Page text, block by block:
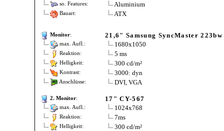
so. Features: Aluminium
Bauart: ATX
Monitor: 21,6" Samsung SyncMaster 223bw
max. Aufl.: 1680x1050
Reaktion: 5 ms
Helligkeit: 300 cd/m²
Kontrast: 3000: dyn
Anschlüsse: DVI, VGA
2. Monitor: 17" CY-567
max. Aufl.: 1024x768
Reaktion: 7ms
Helligkeit: 300 cd/m²